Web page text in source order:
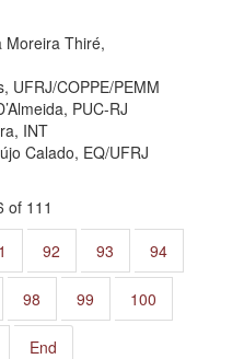
Moreira Thiré,
UFRJ/COPPE/PEMM
PUC-RJ
INT
Calado, EQ/UFRJ
of 111
92 93 94
98 99 100
End